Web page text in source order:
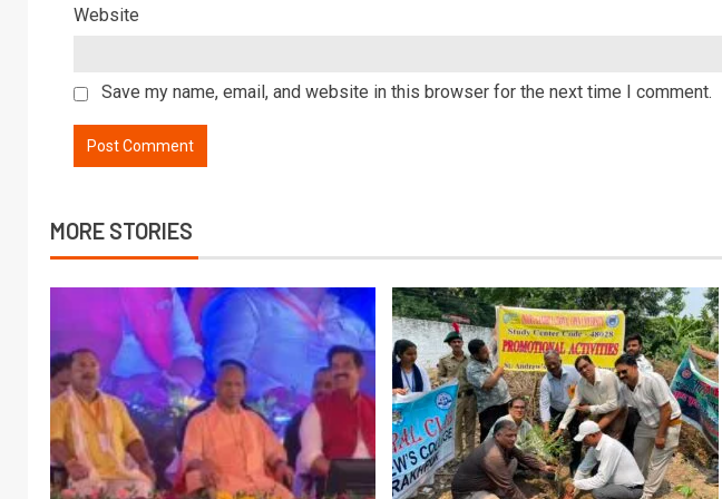
Website
Save my name, email, and website in this browser for the next time I comment.
MORE STORIES